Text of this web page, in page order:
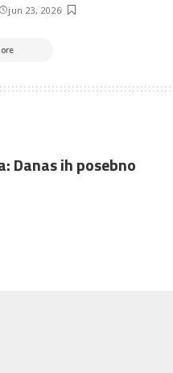
jun 23, 2026
Danas ih posebno